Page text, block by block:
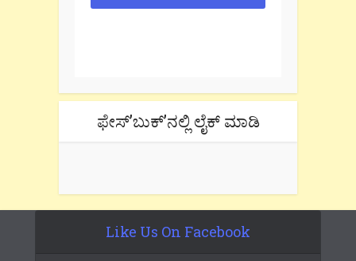
ಫೇಸ್’ಬುಕ್’ನಲ್ಲಿ ಲೈಕ್ ಮಾಡಿ
Like Us On Facebook